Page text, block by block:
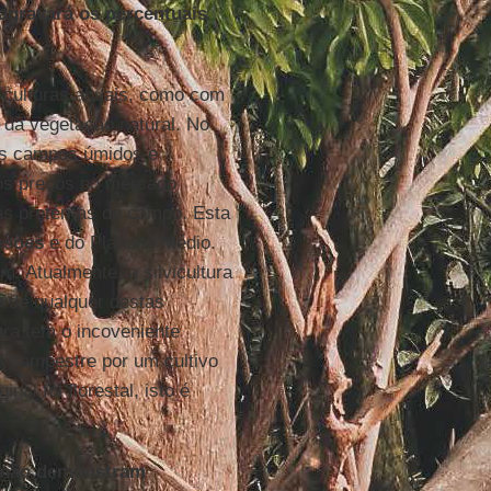
os percentuais
anuais, como com
vegetação natural. No
campos úmidos e
preços no mercado
pretéritas de campo. Esta
e do Planalto Médio.
Atualmente, a silvicultura
de qualquer destas
tem o incoveniente
campestre por um cultivo
foi florestal, isto é
demonstram